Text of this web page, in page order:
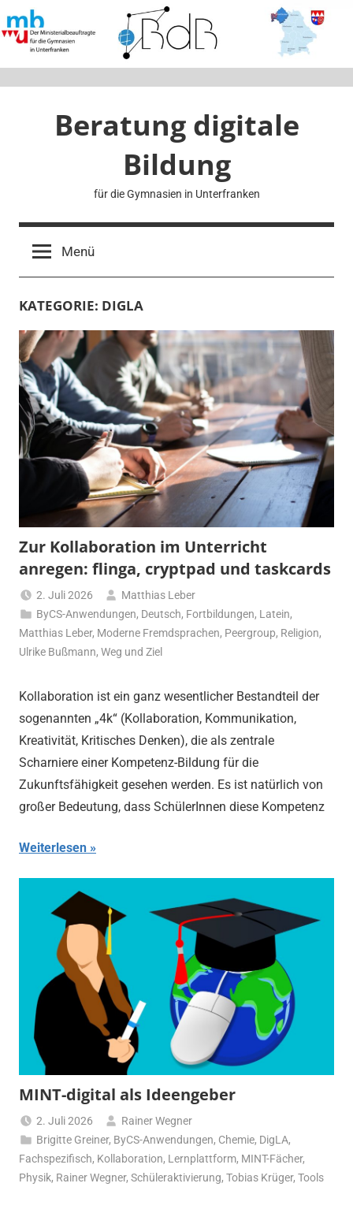
Inhalt
springen
Beratung digitale
Bildung
für die Gymnasien in Unterfranken
Menü
KATEGORIE: DIGLA
Zur Kollaboration im Unterricht
anregen: flinga, cryptpad und taskcards
2. Juli 2026
Matthias Leber
ByCS-Anwendungen, Deutsch, Fortbildungen, Latein,
Matthias Leber, Moderne Fremdsprachen, Peergroup, Religion,
Ulrike Bußmann, Weg und Ziel
Kollaboration ist ein ganz wesentlicher Bestandteil der
sogenannten „4k“ (Kollaboration, Kommunikation,
Kreativität, Kritisches Denken), die als zentrale
Scharniere einer Kompetenz-Bildung für die
Zukunftsfähigkeit gesehen werden. Es ist natürlich von
großer Bedeutung, dass SchülerInnen diese Kompetenz
Weiterlesen
MINT-digital als Ideengeber
2. Juli 2026
Rainer Wegner
Brigitte Greiner, ByCS-Anwendungen, Chemie, DigLA,
Fachspezifisch, Kollaboration, Lernplattform, MINT-Fächer,
Physik, Rainer Wegner, Schüleraktivierung, Tobias Krüger, Tools